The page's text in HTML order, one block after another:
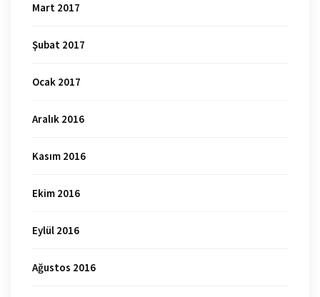
Mart 2017
Şubat 2017
Ocak 2017
Aralık 2016
Kasım 2016
Ekim 2016
Eylül 2016
Ağustos 2016